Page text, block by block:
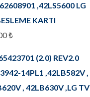
,42LS5600 LG
KARTI
₺
(2.0) REV2.0
14PL1 ,42LB582V ,
, 42LB630V ,LG TV